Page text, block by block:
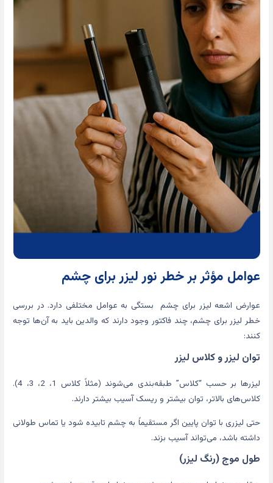
عوامل مؤثر بر خطر نور لیزر برای چشم
عوارض اشعه لیزر برای چشم بستگی به عوامل مختلفی دارد. در بررسی
خطر لیزر برای چشم، چند فاکتور وجود دارند که والدین باید به آن‌ها توجه
کنند:
توان لیزر و کلاس لیزر
لیزرها بر حسب “کلاس” طبقه‌بندی می‌شوند (مثلاً کلاس 1، 2، 3، 4).
کلاس‌های بالاتر، توان بیشتر و ریسک آسیب بیشتر دارند.
حتی لیزری با توان پایین اگر مستقیماً به چشم تابیده شود یا تماس طولانی
داشته باشد، می‌تواند آسیب بزند.
طول موج (رنگ لیزر)